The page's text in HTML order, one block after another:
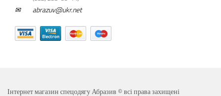
✉ abrazuv@ukr.net
Інтернет магазин спецодягу Абразив © всі права захищені